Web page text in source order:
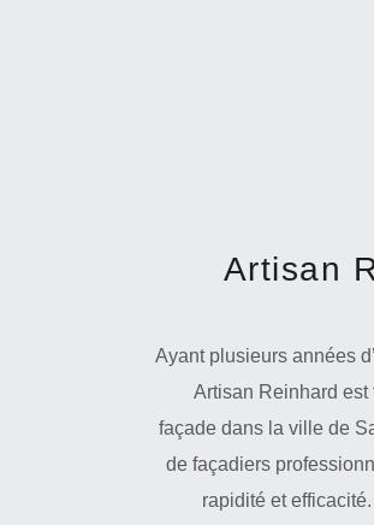
Artisan
Ayant plusieurs années
Artisan Reinhard est
façade dans la ville de
de façadiers
rapidité et